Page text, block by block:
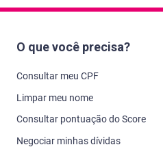
O que você precisa?
Consultar meu CPF
Limpar meu nome
Consultar pontuação do Score
Negociar minhas dívidas